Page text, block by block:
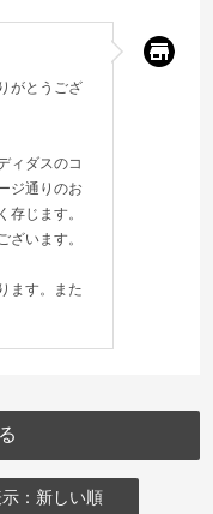
がとうござ
ィダスのコ
ジ通りのお
存じます。
ざいます。
ます。また
：新しい順